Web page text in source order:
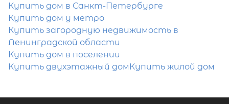
Купить дом в Санкт-Петербурге
Купить дом у метро
Купить загородную недвижимость в
Ленинградской области
Купить дом в поселении
Купить двухэтажный дом Купить жилой дом